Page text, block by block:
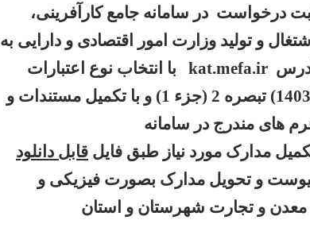
درخواست در سامانه جامع کارآفرینی،
اشتغال و تولید وزارت امور اقتصادی و دارایی به
kat.mefa.ir
با انتخاب نوع اعتبارات
(1403) تبصره 2 (جزء 1) و با تکمیل مستندات و
های مندرج در سامانه
مدارک مورد نیاز طبق فایل قابل دانلود
و تحویل مدارک بصورت فیزیکی و
معدن و تجارت شهرستان و استان